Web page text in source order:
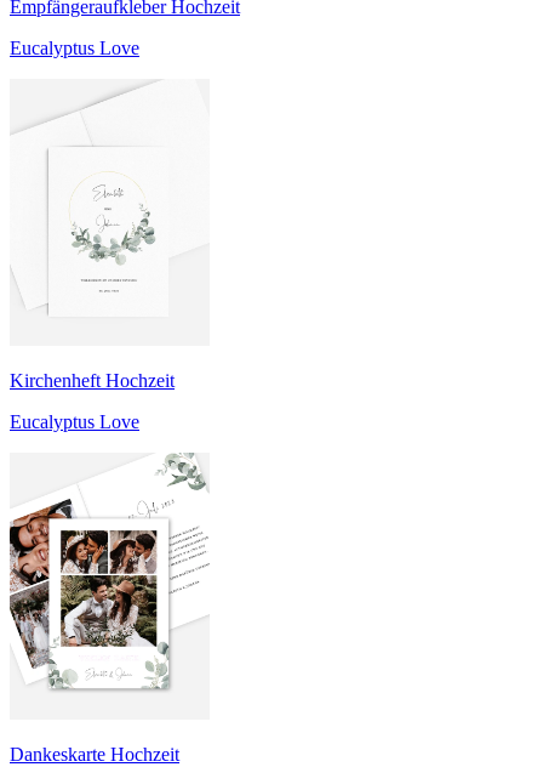
Empfängeraufkleber Hochzeit
Eucalyptus Love
Kirchenheft Hochzeit
Eucalyptus Love
Dankeskarte Hochzeit